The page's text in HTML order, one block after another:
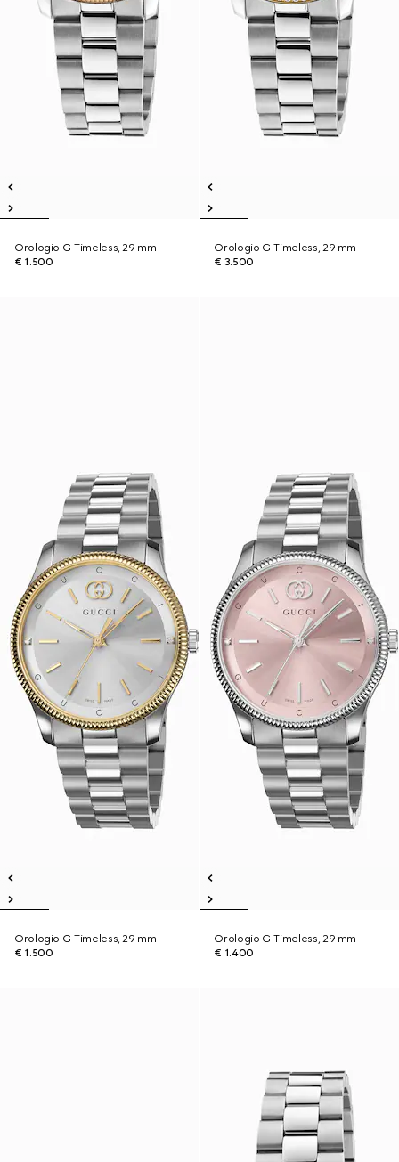
Orologio G-Timeless, 29 mm
€ 1.500
Orologio G-Timeless, 29 mm
€ 3.500
Orologio G-Timeless, 29 mm
€ 1.500
Orologio G-Timeless, 29 mm
€ 1.400